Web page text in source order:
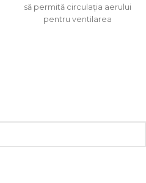
să permită circulația aerului
pentru ventilarea